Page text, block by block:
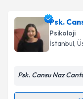
Uzm. Psk.
takvimi talebi
almanız için bir
bilgilendireceğiz.
Psk.
Psikoloji
İstanbul,
Psk. Cansu Naz